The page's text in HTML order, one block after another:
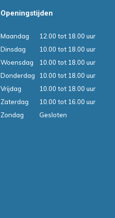
Openingstijden
Maandag
12.00 tot 18.00 uur
Dinsdag
10.00 tot 18.00 uur
Woensdag
10.00 tot 18.00 uur
Donderdag
10.00 tot 18.00 uur
Vrijdag
10.00 tot 18.00 uur
Zaterdag
10.00 tot 16.00 uur
Zondag
Gesloten